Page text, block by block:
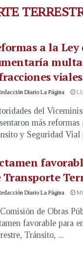
a la
viales
Diario La Página
del
más
y Seguridad Vial
Transporte
Diario La Página
de Obras
favorable para
Tránsito, ...